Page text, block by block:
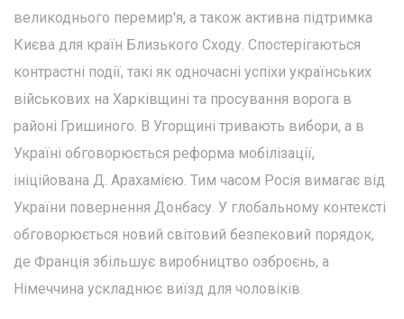
великоднього перемир'я, а також активна підтримка
Києва для країн Близького Сходу. Спостерігаються
контрастні події, такі як одночасні успіхи українських
військових на Харківщині та просування ворога в
районі Гришиного. В Угорщині тривають вибори, а в
Україні обговорюється реформа мобілізації,
ініційована Д. Арахамією. Тим часом Росія вимагає від
України повернення Донбасу. У глобальному контексті
обговорюється новий світовий безпековий порядок,
де Франція збільшує виробництво озброєнь, а
Німеччина ускладнює виїзд для чоловіків.